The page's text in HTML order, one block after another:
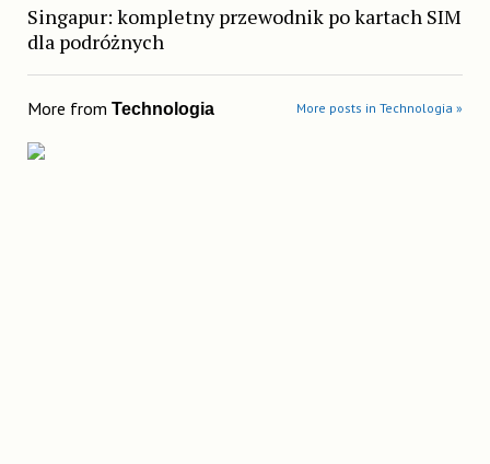
Singapur: kompletny przewodnik po kartach SIM
dla podróżnych
More from Technologia More posts in Technologia »